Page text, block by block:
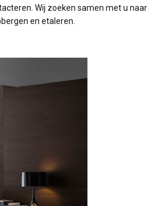
Wij zoeken samen met u naar
en etaleren.